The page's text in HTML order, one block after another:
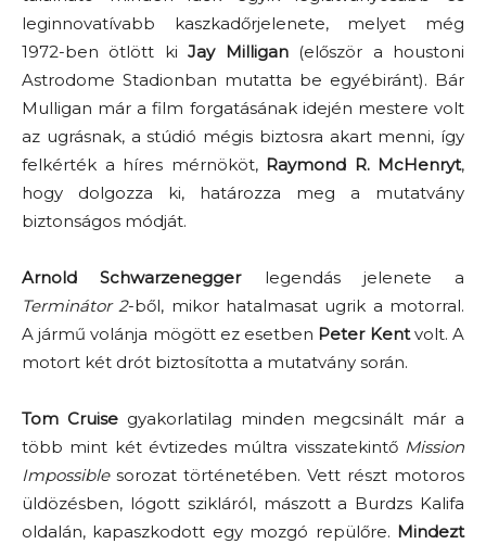
leginnovatívabb kaszkadőrjelenete, melyet még
1972-ben ötlött kiJay Milligan(először a houstoni
Astrodome Stadionban mutatta be egyébiránt). Bár
Mulligan már a film forgatásának idején mestere volt
az ugrásnak, a stúdió mégis biztosra akart menni, így
felkérték a híres mérnököt, Raymond R. McHenryt,
hogy dolgozza ki, határozza meg a mutatvány
biztonságos módját.
Arnold Schwarzeneggerlegendás jelenete a
Terminátor 2-ből, mikor hatalmasat ugrik a motorral.
A jármű volánja mögött ez esetben Peter Kentvolt. A
motort két drót biztosította a mutatvány során.
Tom Cruisegyakorlatilag minden megcsinált már a
több mint két évtizedes múltra visszatekintő Mission
Impossiblesorozat történetében. Vett részt motoros
üldözésben, lógott szikláról, mászott a Burdzs Kalifa
oldalán, kapaszkodott egy mozgó repülőre. Mindezt